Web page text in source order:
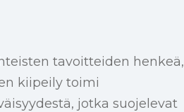
tavoitteiden henkeä,
kiipeily toimi
jotka suojelevat